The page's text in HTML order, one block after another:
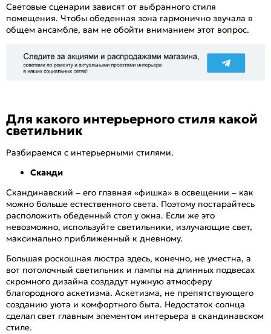
Световые сценарии зависят от выбранного стиля
помещения. Чтобы обеденная зона гармонично звучала в
общем ансамбле, вам не обойти вниманием этот вопрос.
Для какого интерьерного стиля какой
светильник
Разбираемся с интерьерными стилями.
Сканди
Скандинавский – его главная «фишка» в освещении – как
можно больше естественного света. Поэтому постарайтесь
расположить обеденный стол у окна. Если же это
невозможно, используйте светильники, излучающие свет,
максимально приближенный к дневному.
Большая роскошная люстра здесь, конечно, не уместна, а
вот потолочный светильник и лампы на длинных подвесах
скромного дизайна создадут нужную атмосферу
благородного аскетизма. Аскетизма, не препятствующего
созданию уюта и комфортного быта. Недостаток солнца
сделал свет главным элементом интерьера в скандинавском
стиле.